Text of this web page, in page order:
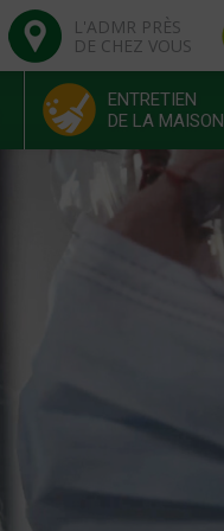
L'ADMR PRÈS
DE CHEZ VOUS
ENTRETIEN
DE LA MAISON